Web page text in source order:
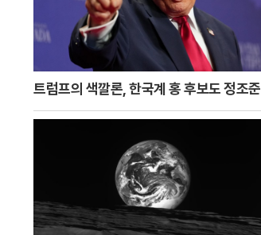
트럼프의 색깔론, 한국계 홍 후보도 정조준